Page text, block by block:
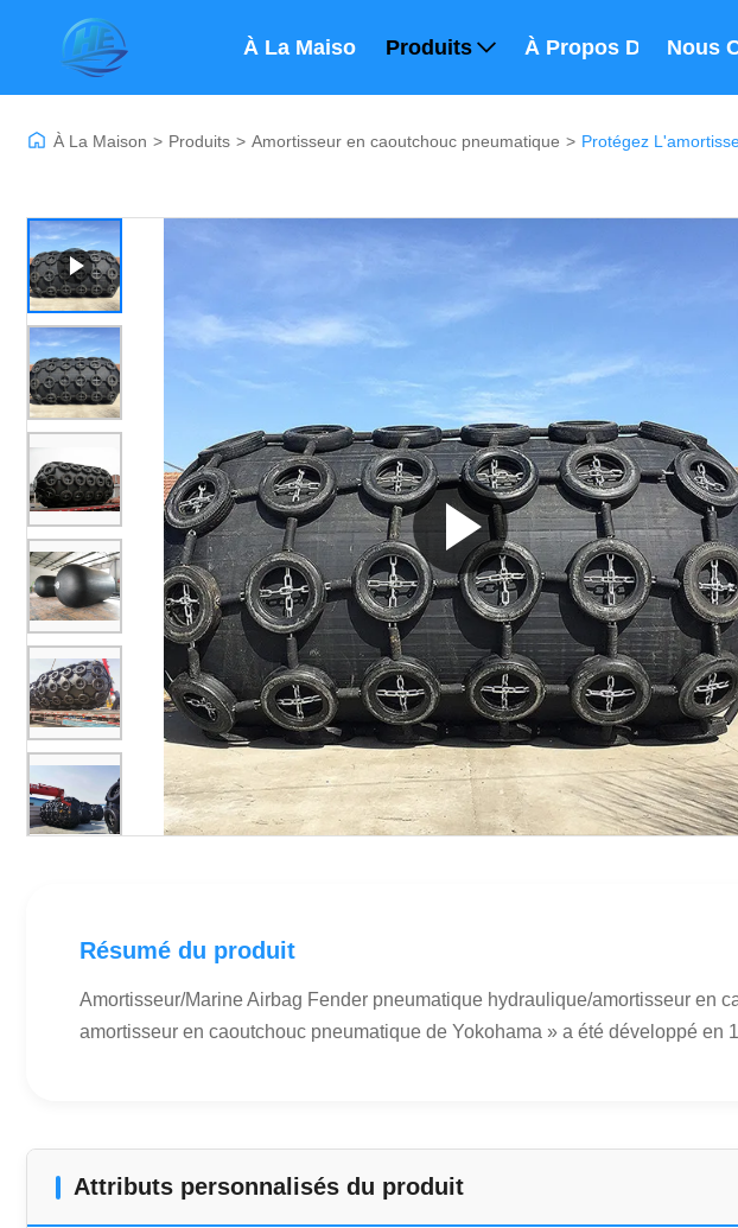
À La Maison Produits À Propos De Nous
Nous
À La Maison > Produits > Amortisseur en caoutchouc pneumatique > Protégez
Résumé du produit
Amortisseur/Marine Airbag Fender pneumatique hydraulique/amortisseur
amortisseur en caoutchouc pneumatique de Yokohama » a été développé
Attributs personnalisés du produit